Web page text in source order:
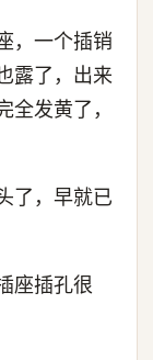
，一个插销
露了，出来
发黄了，
了，早就已
座插孔很